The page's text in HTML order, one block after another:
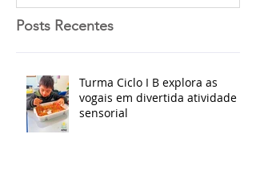
Posts Recentes
Turma Ciclo I B explora as
vogais em divertida atividade
sensorial